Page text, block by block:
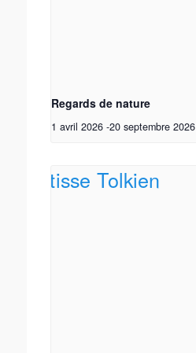
Regards de nature
1 avril 2026 -20 septembre 2026